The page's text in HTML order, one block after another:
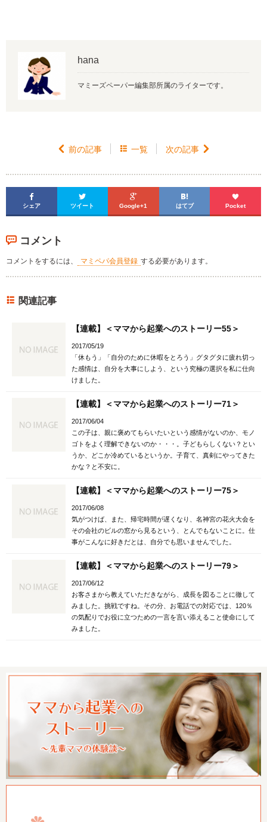
hana
マミーズペーパー編集部所属のライターです。
 前の記事  一覧 次の記事 

シェア

ツイート

Google+1

はてブ

Pocket
コメント
コメントをするには、 マミペパ会員登録 する必要があります。
関連記事
【連載】＜ママから起業へのストーリー55＞
2017/05/19
「休もう」「自分のために休暇をとろう」グタグタに疲れ切っ
た感情は、自分を大事にしよう、という究極の選択を私に仕向
けました。
【連載】＜ママから起業へのストーリー71＞
2017/06/04
この子は、親に褒めてもらいたいという感情がないのか、モノ
ゴトをよく理解できないのか・・・。子どもらしくない？とい
うか、どこか冷めているというか。子育て、真剣にやってきた
かな？と不安に。
【連載】＜ママから起業へのストーリー75＞
2017/06/08
気がつけば、また、帰宅時間が遅くなり、名神宮の花火大会を
その会社のビルの窓から見るという、とんでもないことに。仕
事がこんなに好きだとは、自分でも思いませんでした。
【連載】＜ママから起業へのストーリー79＞
2017/06/12
お客さまから教えていただきながら、成長を図ることに徹して
みました。挑戦ですね。その分、お電話での対応では、120％
の気配りでお役に立つための一言を言い添えること使命にして
みました。